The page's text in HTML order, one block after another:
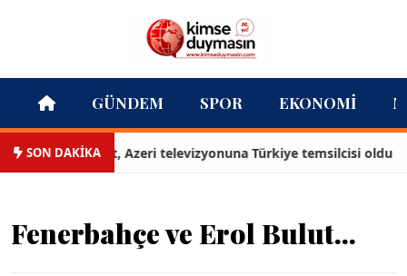
GÜNDEM SPOR EKONOMI
SON DAKİKA
Karabulut, Azeri televizyonuna Türkiye temsilcisi oldu
Fenerbahçe ve Erol Bulut...